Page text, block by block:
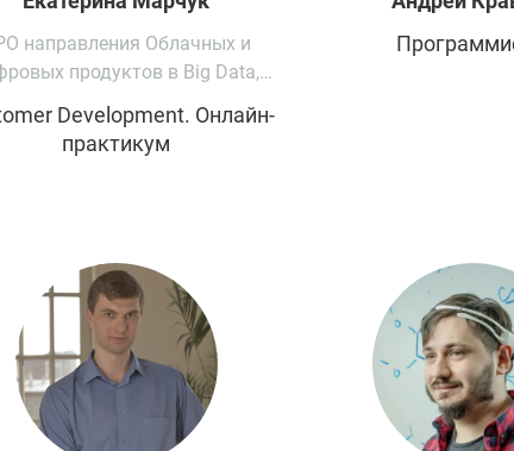
направления Облачных и
продуктов в Big Data,
ПАО МТС
Development. Онлайн-
практикум